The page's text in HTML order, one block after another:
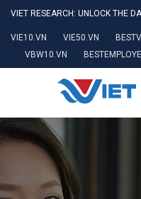
VIET RESEARCH: UNLOCK THE
VIE10.VN VIE50.VN
VBW10.VN